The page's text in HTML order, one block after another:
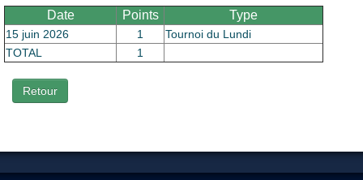
Classement
Date Points Type
15 juin 2026 1
Tournoi du Lundi
TOTAL
1
Retour